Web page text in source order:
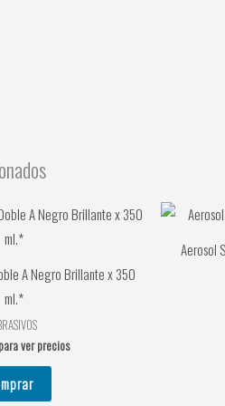
A Negro Brillante x 350
ml.*
ver precios
Aerosol